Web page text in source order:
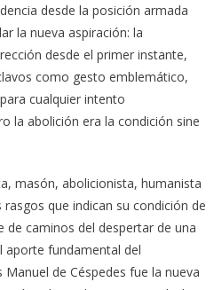
desde la posición armada
la nueva aspiración: la
desde el primer instante,
como gesto emblemático,
cualquier intento
la abolición era la condición sine
masón, abolicionista, humanista
que indican su condición de
de caminos del despertar de una
aporte fundamental del
de Céspedes fue la nueva